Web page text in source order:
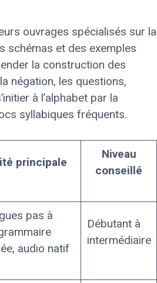
ouvrages spécialisés sur la
schémas et des exemples
la construction des
négation, les questions,
à l’alphabet par la
syllabiques fréquents.
principale
Niveau
conseillé
pas à
audio natif
Débutant à
intermédiaire